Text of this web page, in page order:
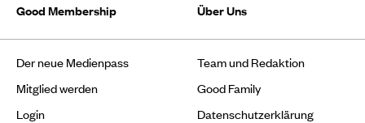
Good Membership
Der neue Medienpass
Mitglied werden
Login
Über Uns
Team und Redaktion
Good Family
Datenschutzerklärung